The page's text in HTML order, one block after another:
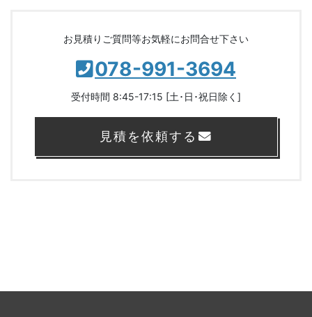
お見積りご質問等お気軽にお問合せ下さい
078-991-3694
受付時間 8:45-17:15 [土･日･祝日除く]
見積を依頼する